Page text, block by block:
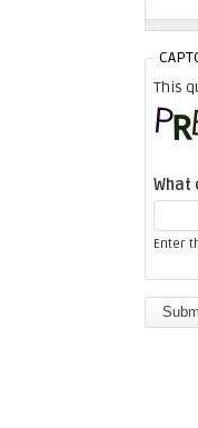
This
What
Enter